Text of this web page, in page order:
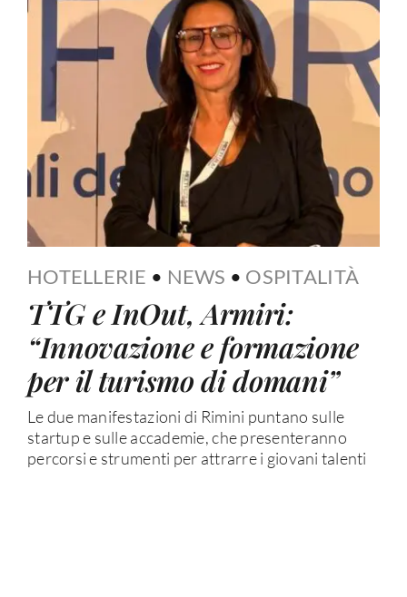
HOTELLERIE • NEWS • OSPITALITÀ
TTG e InOut, Armiri:
“Innovazione e formazione
per il turismo di domani”
Le due manifestazioni di Rimini puntano sulle
startup e sulle accademie, che presenteranno
percorsi e strumenti per attrarre i giovani talenti